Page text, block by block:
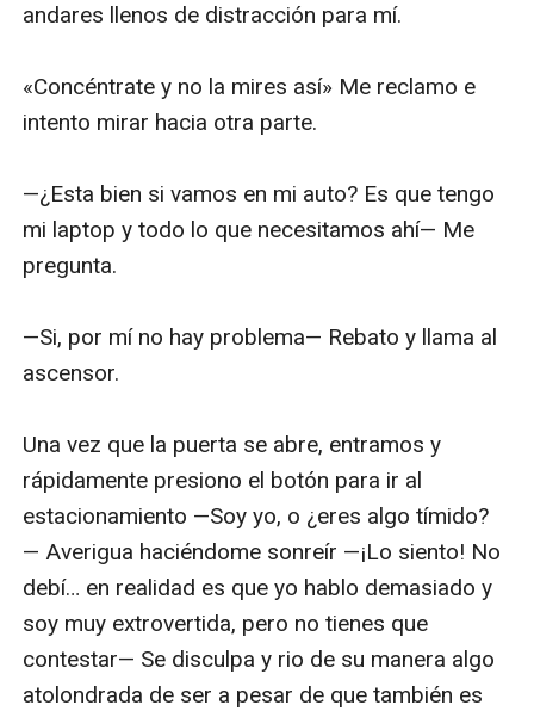
andares llenos de distracción para mí.
«Concéntrate y no la mires así» Me reclamo e
intento mirar hacia otra parte.
—¿Esta bien si vamos en mi auto? Es que tengo
mi laptop y todo lo que necesitamos ahí— Me
pregunta.
—Si, por mí no hay problema— Rebato y llama al
ascensor.
Una vez que la puerta se abre, entramos y
rápidamente presiono el botón para ir al
estacionamiento —Soy yo, o ¿eres algo tímido?
— Averigua haciéndome sonreír —¡Lo siento! No
debí… en realidad es que yo hablo demasiado y
soy muy extrovertida, pero no tienes que
contestar— Se disculpa y rio de su manera algo
atolondrada de ser a pesar de que también es